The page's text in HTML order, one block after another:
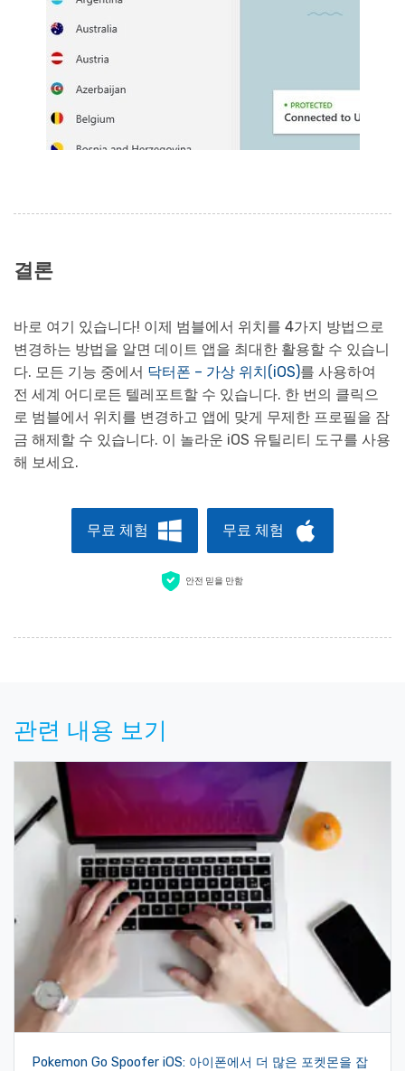
결론
바로 여기 있습니다! 이제 범블에서 위치를 4가지 방법으로
변경하는 방법을 알면 데이트 앱을 최대한 활용할 수 있습니
다. 모든 기능 중에서 닥터폰 – 가상 위치(iOS)를 사용하여
전 세계 어디로든 텔레포트할 수 있습니다. 한 번의 클릭으
로 범블에서 위치를 변경하고 앱에 맞게 무제한 프로필을 잠
금 해제할 수 있습니다. 이 놀라운 iOS 유틸리티 도구를 사용
해 보세요.
무료 체험 무료 체험
안전 믿을 만함
관련 내용 보기
Pokemon Go Spoofer iOS: 아이폰에서 더 많은 포켓몬을 잡